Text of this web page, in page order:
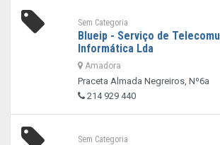
Sem Categoria
Blueip - Serviço de
Informática Lda
Amadora
Praceta Almada Negreiros, Nº6a
214 929 440
Sem Categoria